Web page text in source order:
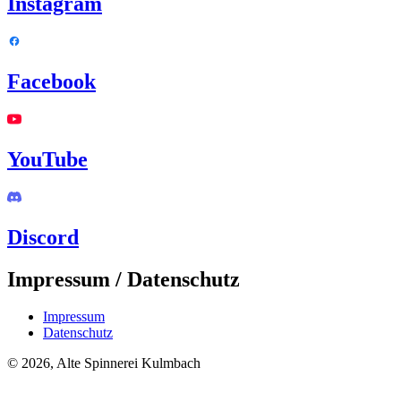
Facebook
YouTube
Discord
Impressum / Datenschutz
Impressum
Datenschutz
© 2026, Alte Spinnerei Kulmbach